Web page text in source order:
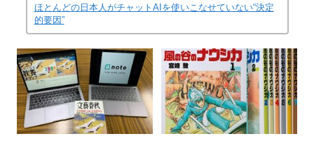
ほとんどの日本人がチャットAIを使いこなせていない“決定
的要因”